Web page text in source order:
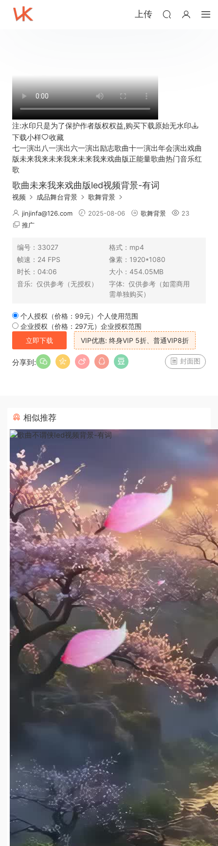
上传
注:水印只是为了保护作者版权权益,购买下载原始无水印
下载小样
收藏
七一演出 八一演出六一演出励志歌曲十一演出年会演出戏曲
版未来我来未来我来未来我来戏曲版正能量歌曲热门音乐红
歌
歌曲未来我来戏曲版led视频背景-有词
视频 成品舞台背景 歌舞背景
jinjinfa@126.com 2025-08-06 歌舞背景
23
推广
编号： 33027 格式： mp4
帧速： 24 FPS 像素： 1920*1080
时长： 04:06 大小： 454.05MB
音乐: 仅供参考（无授权） 字体: 仅供参考（如需商用
需单独购买）
个人授权（价格：99元） 个人使用范围
企业授权（价格：297元） 企业授权范围
VIP优惠: 终身VIP 5折、普通VIP8折
立即下载
分享到: 封面图
相似推荐
HD04:05
2025-08-08
1
159
jinjinfa@126.com 2025-08-08
世界赠予我的led视频背景-无词
2025-08-08
世界赠予我的led视频背景-有词